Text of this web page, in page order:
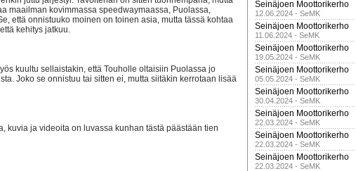
maailman kovimmassa speedwaymaassa, Puolassa,
että onnistuuko moinen on toinen asia, mutta tässä kohtaa
kehitys jatkuu.
kuultu sellaistakin, että Touholle oltaisiin Puolassa jo
Joko se onnistuu tai sitten ei, mutta siitäkin kerrotaan lisää
kuvia ja videoita on luvassa kunhan tästä päästään tien
Seinäjoen Moottorikerho
12.06.2024 - SeMK
Seinäjoen Moottorikerho
11.06.2024 - SeMK
Seinäjoen Moottorikerho
19.05.2024 - SeMK
Seinäjoen Moottorikerho
05.05.2024 - SeMK
Seinäjoen Moottorikerho
30.04.2024 - SeMK
Seinäjoen Moottorikerho
22.03.2024 - SeMK
Seinäjoen Moottorikerho
22.03.2024 - SeMK
Seinäjoen Moottorikerho
22.03.2024 - SeMK